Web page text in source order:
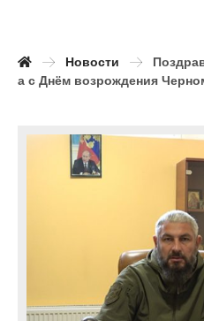
Новости
а с Днём возрождения